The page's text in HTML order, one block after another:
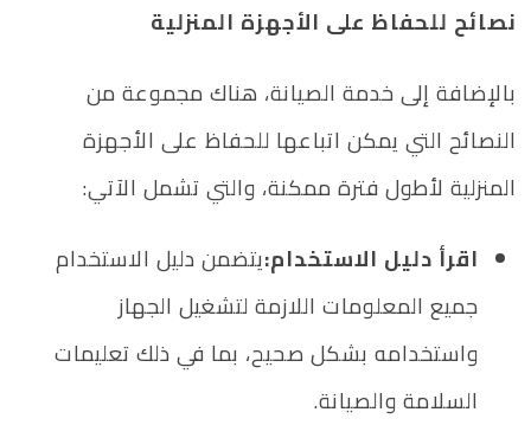
نصائح للحفاظ على الأجهزة المنزلية
بالإضافة إلى خدمة الصيانة، هناك مجموعة من
النصائح التي يمكن اتباعها للحفاظ على الأجهزة
المنزلية لأطول فترة ممكنة، والتي تشمل الآتي:
اقرأ دليل الاستخدام:يتضمن دليل الاستخدام
جميع المعلومات اللازمة لتشغيل الجهاز
واستخدامه بشكل صحيح، بما في ذلك تعليمات
السلامة والصيانة.